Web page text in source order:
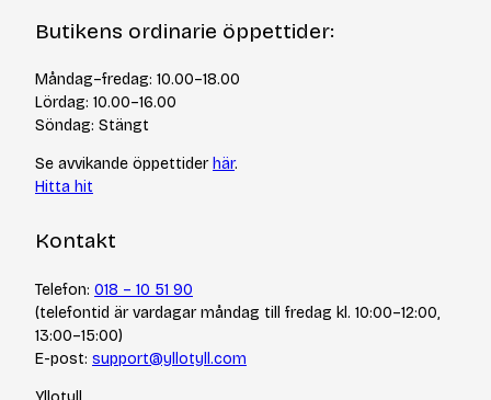
Frågor och svar
Cookiepolicy
Integritetspolicy
Om Yllotyll
Kurser & events
Tips & tekniker
Varumärken
Jobba hos oss
Butikens ordinarie öppettider:
Måndag–fredag: 10.00–18.00
Lördag: 10.00–16.00
Söndag: Stängt
Se avvikande öppettider här.
Hitta hit
Kontakt
Telefon: 018 – 10 51 90
(telefontid är vardagar måndag till fredag kl. 10:00–12:00,
13:00–15:00)
E-post: support@yllotyll.com